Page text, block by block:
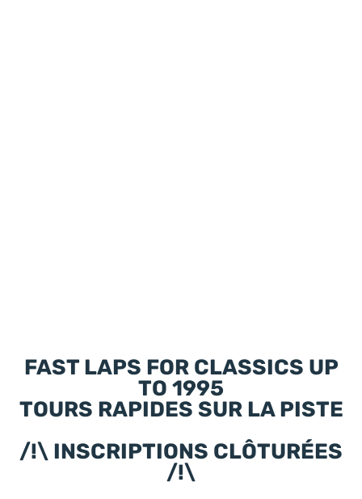
FAST LAPS FOR CLASSICS UP
TO 1995
TOURS RAPIDES SUR LA PISTE
/!\ INSCRIPTIONS CLÔTURÉES
/!\